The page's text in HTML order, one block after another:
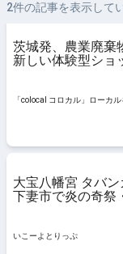
2件の記事を表示して
茨城発、農業廃棄
新しい体験型ショ
ル」ローカルを学
「colocal コロカル」ローカ
大宝八幡宮 タバ
下妻市で炎の奇祭
いこーよとりっぷ